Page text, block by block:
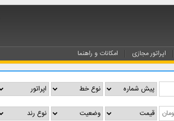
اپراتور مجازی امکانات و راهنما